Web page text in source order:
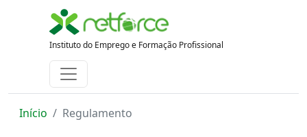
Instituto do Emprego e Formação Profissional
Início Regulamento